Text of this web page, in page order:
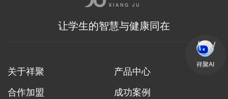
让学生的智慧与健康同在
关于祥聚
产品中心
合作加盟
成功案例
祥聚AI